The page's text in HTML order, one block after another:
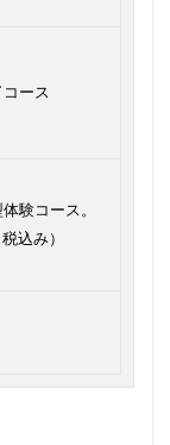
ース
験コース。
込み）